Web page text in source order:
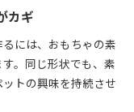
夫集
ゃの特徴
合わせのコツ
カギ
には、おもちゃの素
。同じ形状でも、素
トの興味を持続させ